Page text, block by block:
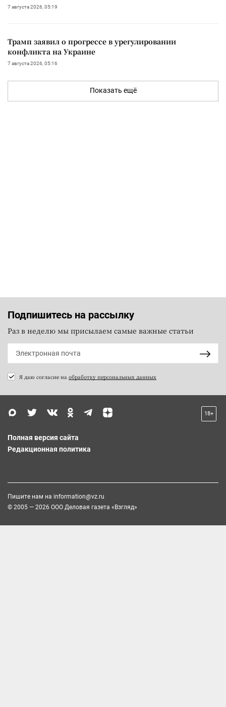
7 августа 2026, 05:19
Трамп заявил о прогрессе в урегулировании
конфликта на Украине
7 августа 2026, 05:16
Показать ещё
Подпишитесь на рассылку
Раз в неделю мы присылаем самые важные статьи
Я даю согласие на обработку персональных данных
18+
Полная версия сайта
Редакционная политика
Пишите нам на information@vz.ru
© 2005 — 2026 ООО Деловая газета «Взгляд»